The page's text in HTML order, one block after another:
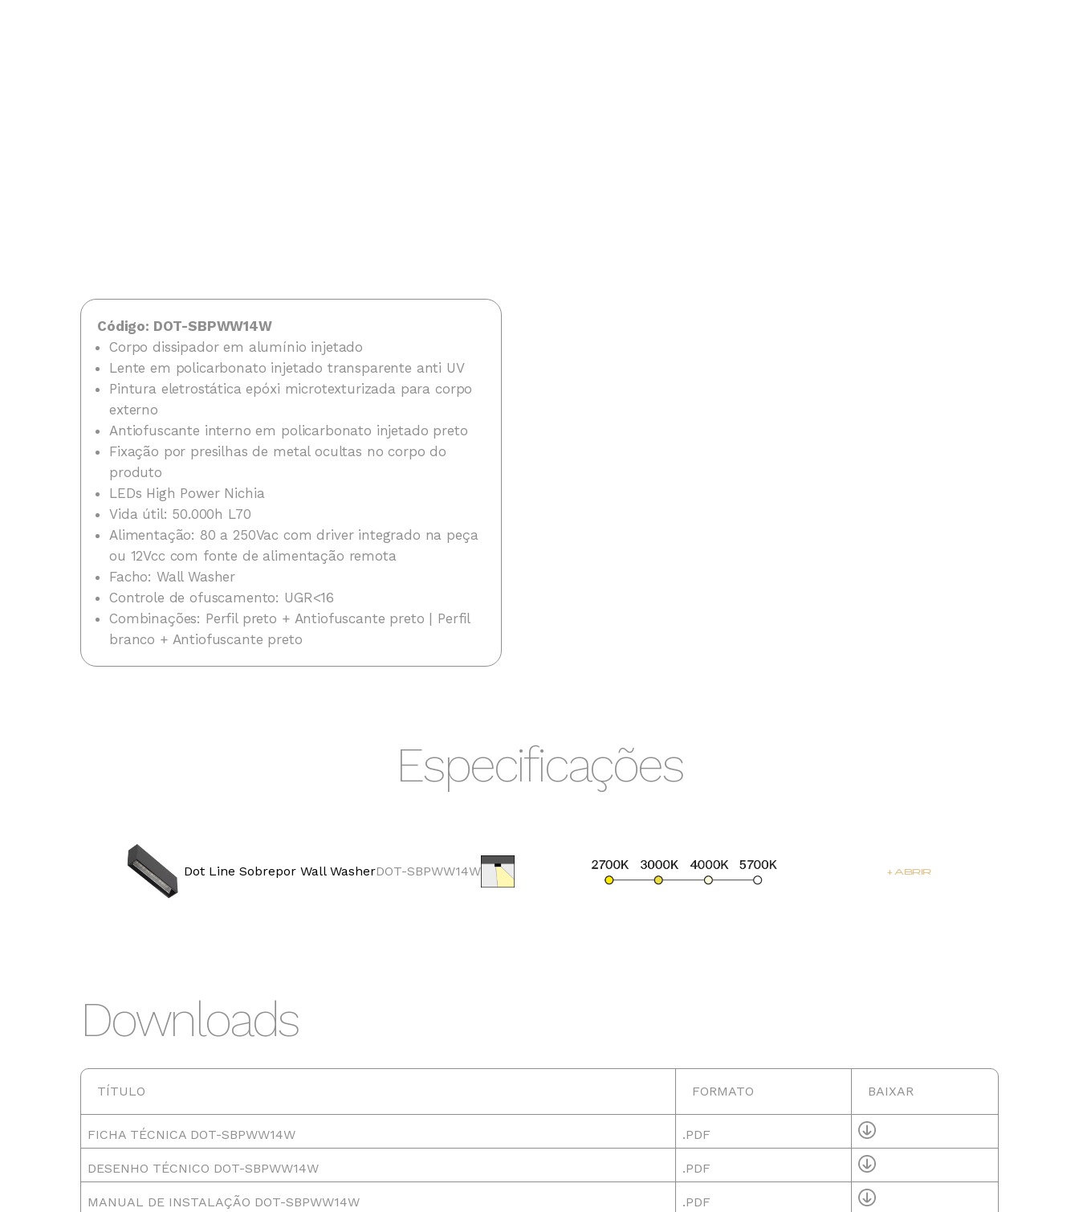
Código: DOT-SBPWW14W
Corpo dissipador em alumínio injetado
Lente em policarbonato injetado transparente anti UV
Pintura eletrostática epóxi microtexturizada para corpo
externo
Antiofuscante interno em policarbonato injetado preto
Fixação por presilhas de metal ocultas no corpo do
produto
LEDs High Power Nichia
Vida útil: 50.000h L70
Alimentação: 80 a 250Vac com driver integrado na peça
ou 12Vcc com fonte de alimentação remota
Facho: Wall Washer
Controle de ofuscamento: UGR<16
Combinações: Perfil preto + Antiofuscante preto | Perfil
branco + Antiofuscante preto
Especificações
Dot Line Sobrepor Wall WasherDOT-SBPWW14W + ABRIR
Downloads
TÍTULO FORMATO BAIXAR
FICHA TÉCNICA DOT-SBPWW14W .PDF
DESENHO TÉCNICO DOT-SBPWW14W .PDF
MANUAL DE INSTALAÇÃO DOT-SBPWW14W .PDF